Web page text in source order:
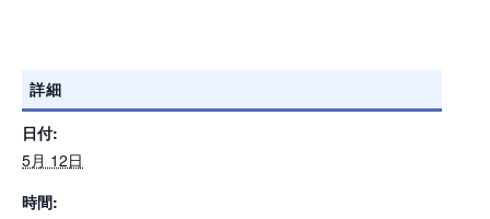
詳細
日付:
5月 12日
時間: